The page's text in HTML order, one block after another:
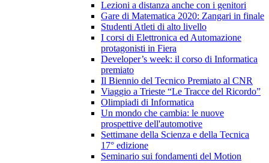
Lezioni a distanza anche con i genitori
Gare di Matematica 2020: Zangari in finale
Studenti Atleti di alto livello
I corsi di Elettronica ed Automazione
protagonisti in Fiera
Developer’s week: il corso di Informatica
premiato
Il Biennio del Tecnico Premiato al CNR
Viaggio a Trieste “Le Tracce del Ricordo”
Olimpiadi di Informatica
Un mondo che cambia: le nuove
prospettive dell'automotive
Settimane della Scienza e della Tecnica
17° edizione
Seminario sui fondamenti del Motion